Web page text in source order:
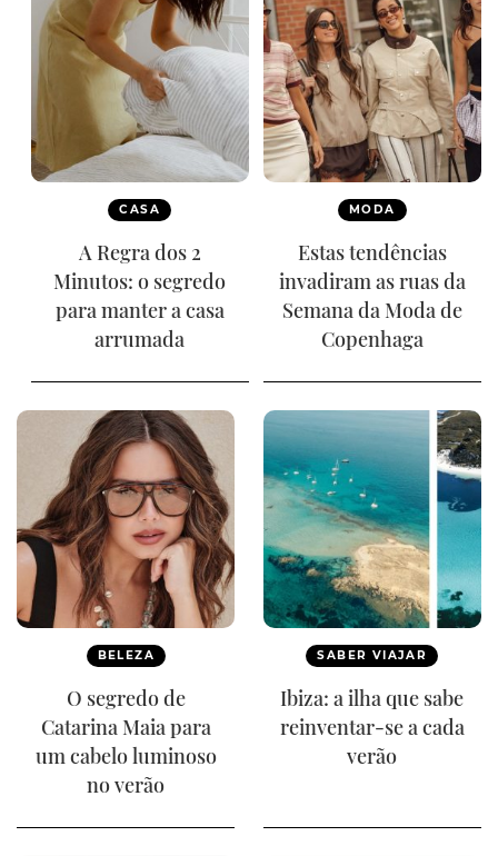
CASA
A Regra dos 2
Minutos: o segredo
para manter a casa
arrumada
MODA
Estas tendências
invadiram as ruas da
Semana da Moda de
Copenhaga
BELEZA
O segredo de
Catarina Maia para
um cabelo luminoso
no verão
SABER VIAJAR
Ibiza: a ilha que sabe
reinventar-se a cada
verão